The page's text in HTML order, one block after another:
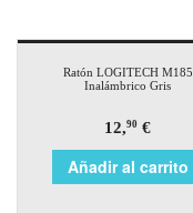
Ratón LOGITECH M185
Inalámbrico Gris
12,90 €
Añadir al carrito